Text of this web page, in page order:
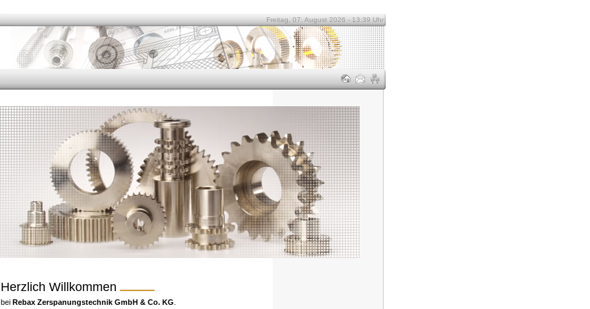
Freitag, 07. August 2026 - 13:39 Uhr
Herzlich Willkommen
bei Rebax Zerspanungstechnik GmbH & Co. KG